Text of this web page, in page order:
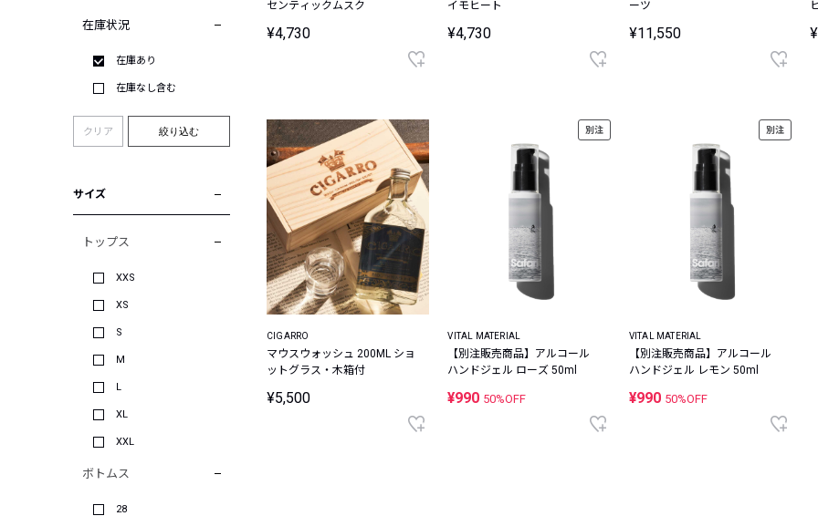
在庫状況
在庫あり
在庫なし含む
クリア 絞り込む
サイズ
トップス
XXS
XS
S
M
L
XL
XXL
ボトムス
28
センティックムスク
¥4,730
イモヒート
¥4,730
ーツ
¥11,550
CIGARRO
マウスウォッシュ 200ML ショ
ットグラス・木箱付
¥5,500
別注
VITAL MATERIAL
【別注販売商品】アルコール
ハンドジェル ローズ 50ml
¥990 50%OFF
別注
VITAL MATERIAL
【別注販売商品】アルコール
ハンドジェル レモン 50ml
¥990 50%OFF